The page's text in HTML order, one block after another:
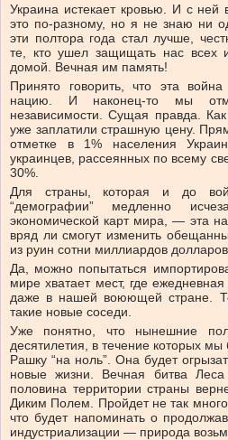
Украина истекает кровью. И с
это по-разному, но я не знаю ни
эти полтора года стал лучше,
те, кто ушел защищать нас всех
домой. Вечная им память!
Принято говорить, что эта
нацию. И наконец-то мы
независимости. Cущая правда.
уже заплатили страшную цену.
отметке в 1% населения
украинцев, рассеянных по всему
30%.
Для страны, которая и до
“демографии” медленно
экономической карт мира, — эта
вряд ли смогут изменить
из руин сотни миллиардов долларов.
Да, можно попытаться
мире хватает мест, где
даже в нашей воюющей стране.
такие новые соседи.
Уже понятно, что нынешние
десятилетия, в течение которых
Рашку “на ноль”. Она будет
новые жизни. Вечная битва
половина территории страны
Диким Полем. Пройдет не так
что будет напоминать о
индустриализации — природа